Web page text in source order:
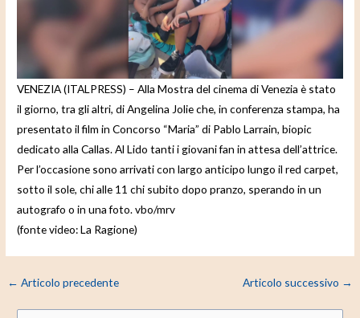
e
o
VENEZIA (ITALPRESS) – Alla Mostra del cinema di Venezia è stato
il giorno, tra gli altri, di Angelina Jolie che, in conferenza stampa, ha
presentato il film in Concorso “Maria” di Pablo Larrain, biopic
dedicato alla Callas. Al Lido tanti i giovani fan in attesa dell’attrice.
Per l’occasione sono arrivati con largo anticipo lungo il red carpet,
sotto il sole, chi alle 11 chi subito dopo pranzo, sperando in un
autografo o in una foto. vbo/mrv
(fonte video: La Ragione)
← Articolo precedente Articolo successivo →